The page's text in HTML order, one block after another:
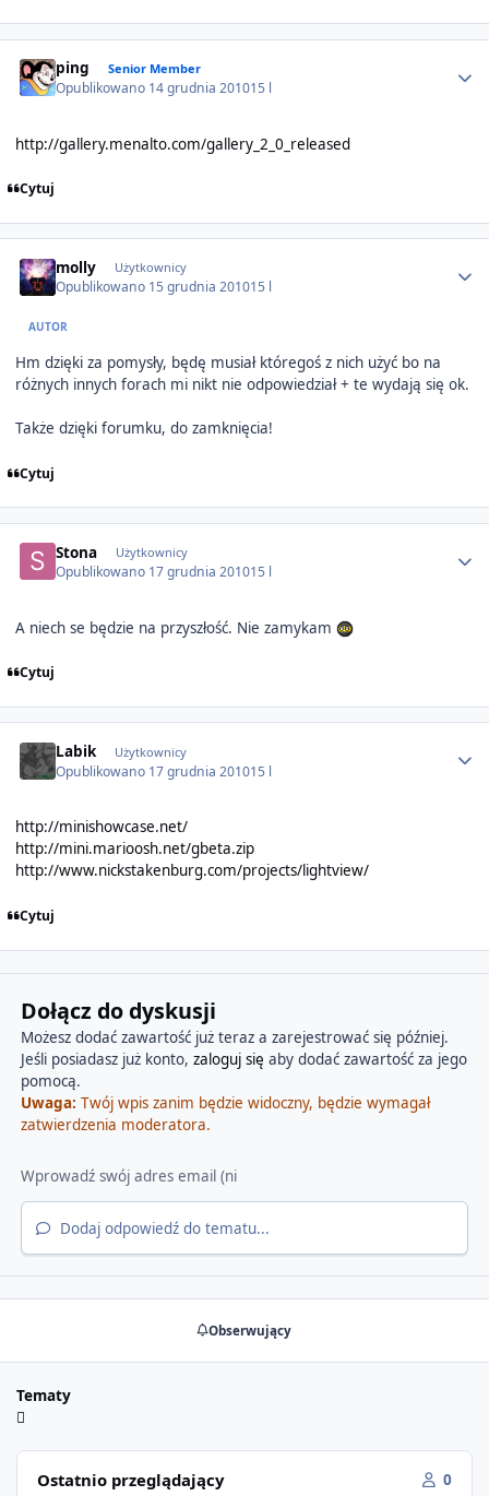
ping Senior Member
Opublikowano 14 grudnia 201015 l
http://gallery.menalto.com/gallery_2_0_released
Cytuj
molly Użytkownicy
Opublikowano 15 grudnia 201015 l
AUTOR
Hm dzięki za pomysły, będę musiał któregoś z nich użyć bo na
różnych innych forach mi nikt nie odpowiedział + te wydają się ok.
Także dzięki forumku, do zamknięcia!
Cytuj
Stona Użytkownicy
Opublikowano 17 grudnia 201015 l
A niech se będzie na przyszłość. Nie zamykam
Cytuj
Labik Użytkownicy
Opublikowano 17 grudnia 201015 l
http://minishowcase.net/
http://mini.marioosh.net/gbeta.zip
http://www.nickstakenburg.com/projects/lightview/
Cytuj
Dołącz do dyskusji
Możesz dodać zawartość już teraz a zarejestrować się później.
Jeśli posiadasz już konto, zaloguj się aby dodać zawartość za jego
pomocą.
Uwaga: Twój wpis zanim będzie widoczny, będzie wymagał
zatwierdzenia moderatora.
Dodaj odpowiedź do tematu...
Obserwujący
Tematy
Ostatnio przeglądający 0